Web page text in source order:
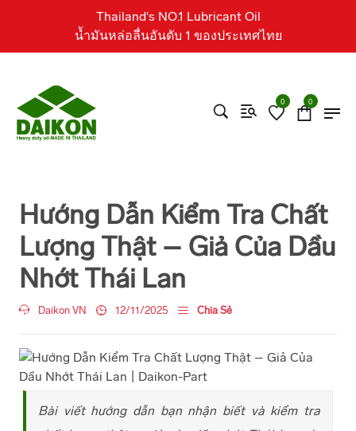
Thailand's NO.1 Lubricant Oil
น้ำมันหล่อลื่นอันดับ 1 ของประเทศไทย
0 0
Hướng Dẫn Kiểm Tra Chất
Lượng Thật – Giả Của Dầu
Nhớt Thái Lan
Daikon VN 12/11/2025 Chia Sẻ
Bài viết hướng dẫn bạn nhận biết và kiểm tra